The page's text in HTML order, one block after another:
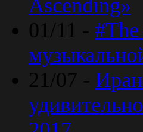
Ascending»
01/11 -
21/07 -